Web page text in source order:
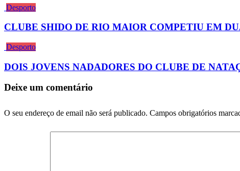
Desporto
CLUBE SHIDO DE RIO MAIOR COMPETIU EM
Desporto
DOIS JOVENS NADADORES DO CLUBE DE
Deixe um comentário
O seu endereço de email não será publicado. Campos obrigatórios